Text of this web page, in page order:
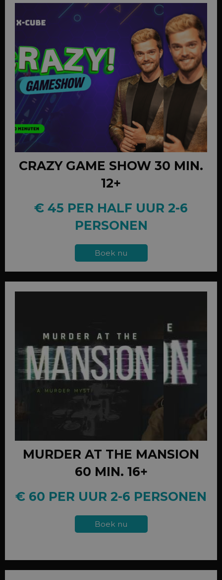
CRAZY GAME SHOW 30 MIN.
12+
€ 45 PER HALF UUR 2-6
PERSONEN
Boek nu
MURDER AT THE MANSION
60 MIN. 16+
€ 60 PER UUR 2-6 PERSONEN
Boek nu